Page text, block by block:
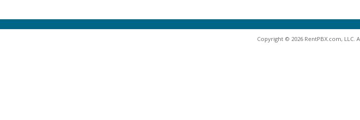
Copyright © 2026 RentPBX.com, LLC.